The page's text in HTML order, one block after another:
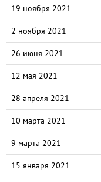
19 ноября 2021
2 ноября 2021
26 июня 2021
12 мая 2021
28 апреля 2021
10 марта 2021
9 марта 2021
15 января 2021